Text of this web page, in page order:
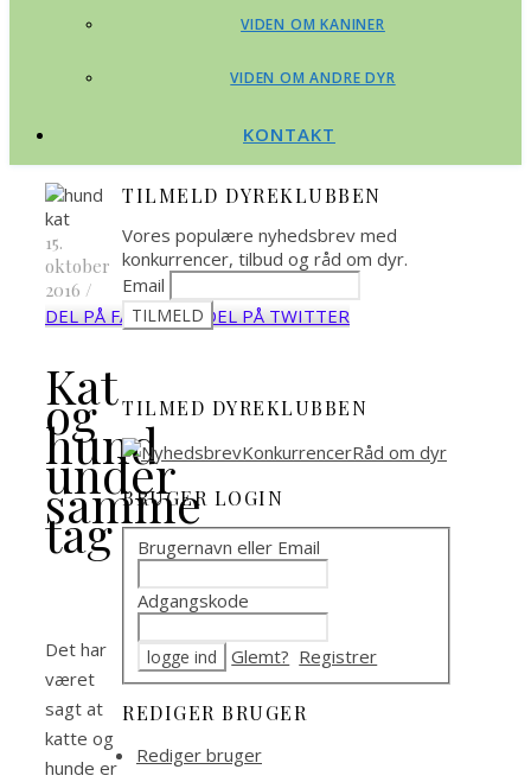
VIDEN OM KANINER
VIDEN OM ANDRE DYR
KONTAKT
15.
oktober
2016 /
DEL PÅ FACEBOOK DEL PÅ TWITTER
Kat
og
hund
under
samme
tag
Det har
været
sagt at
katte og
hunde er
TILMELD DYREKLUBBEN
Vores populære nyhedsbrev med
konkurrencer, tilbud og råd om dyr.
Email
TILMED DYREKLUBBEN
BRUGER LOGIN
Brugernavn eller Email
Adgangskode
Glemt? Registrer
REDIGER BRUGER
Rediger bruger